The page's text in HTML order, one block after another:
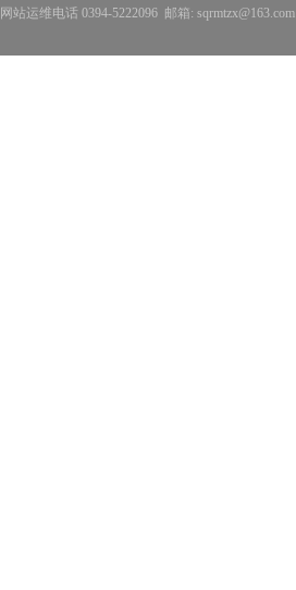
网站运维电话 0394-5222096 邮箱: sqrmtzx@163.com